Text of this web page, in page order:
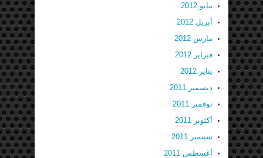
مايو 2012
أبريل 2012
مارس 2012
فبراير 2012
يناير 2012
ديسمبر 2011
نوفمبر 2011
أكتوبر 2011
سبتمبر 2011
أغسطس 2011